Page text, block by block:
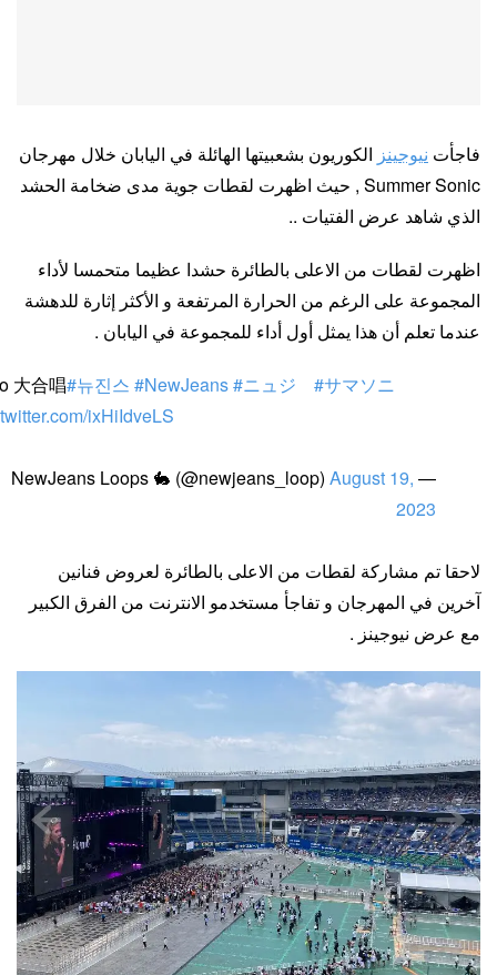
فاجأت نيوجينز الكوريون بشعبيتها الهائلة في اليابان خلال مهرجان
Summer Sonic , حيث اظهرت لقطات جوية مدى ضخامة الحشد
الذي شاهد عرض الفتيات ..
اظهرت لقطات من الاعلى بالطائرة حشدا عظيما متحمسا لأداء
المجموعة على الرغم من الحرارة المرتفعة و الأكثر إثارة للدهشة
عندما تعلم أن هذا يمثل أول أداء للمجموعة في اليابان .
大合唱#뉴진스 #NewJeans#ニュジ
#サマソニ
ixHiIdveLS
— NewJeans Loops 🐇 (@newjeans_loop)
August 19,
2023
لاحقا تم مشاركة لقطات من الاعلى بالطائرة لعروض فنانين
آخرين في المهرجان و تفاجأ مستخدمو الانترنت من الفرق الكبير
مع عرض نيوجينز .